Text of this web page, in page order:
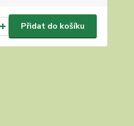
Přidat do košíku